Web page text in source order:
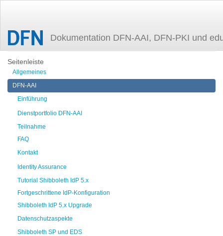
Dokumentation DFN-AAI, DFN-PKI und
Zuletzt angesehen
Seitenleiste
Allgemeines
DFN-AAI
Einführung
Dienstportfolio DFN-AAI
Teilnahme
FAQ
Kontakt
Identity Assurance
Tutorial Shibboleth IdP 5.x
Fortgeschrittene IdP-Konfiguration
Shibboleth IdP 5.x Upgrade
Datenschutzaspekte
Shibboleth SP und EDS